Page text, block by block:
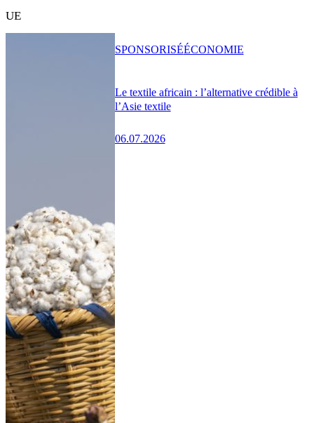
UE
Le textile africain : l’alternative crédible à
l’Asie textile
06.07.2026
SPONSORISÉÉCONOMIE